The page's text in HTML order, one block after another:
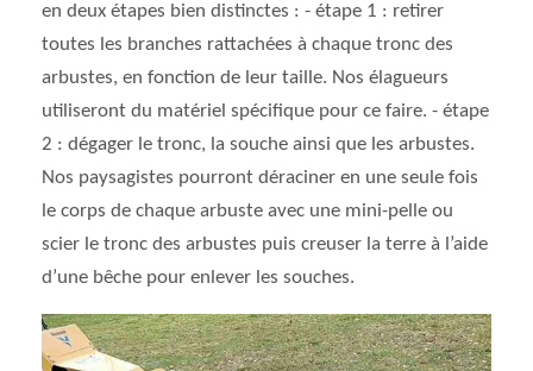
en deux étapes bien distinctes : - étape 1 : retirer
toutes les branches rattachées à chaque tronc des
arbustes, en fonction de leur taille. Nos élagueurs
utiliseront du matériel spécifique pour ce faire. - étape
2 : dégager le tronc, la souche ainsi que les arbustes.
Nos paysagistes pourront déraciner en une seule fois
le corps de chaque arbuste avec une mini-pelle ou
scier le tronc des arbustes puis creuser la terre à l’aide
d’une bêche pour enlever les souches.